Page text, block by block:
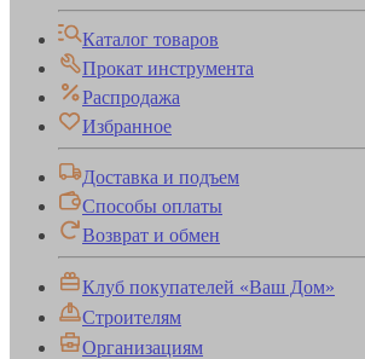
Каталог товаров
Прокат инструмента
Распродажа
Избранное
Доставка и подъем
Способы оплаты
Возврат и обмен
Клуб покупателей «Ваш Дом»
Строителям
Организациям